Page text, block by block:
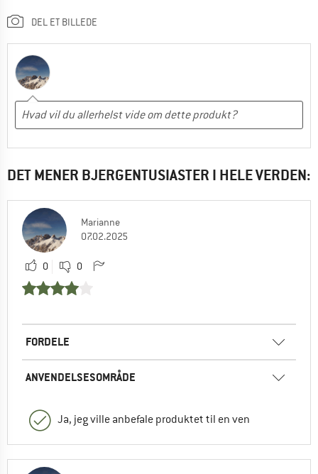
DEL ET BILLEDE
DET MENER BJERGENTUSIASTER I HELE VERDEN:
Marianne
07.02.2025
0 0
FORDELE
ANVENDELSESOMRÅDE
Ja, jeg ville anbefale produktet til en ven